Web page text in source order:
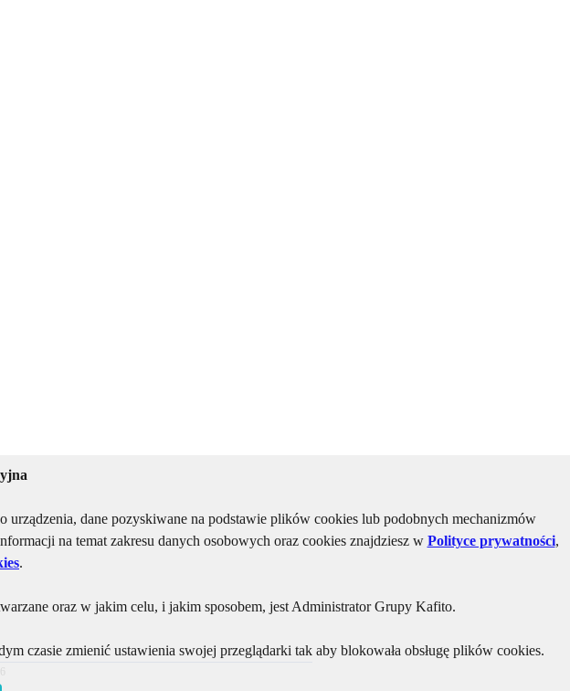
dane pozyskiwane na podstawie plików cookies lub podobnych mechanizmów
na temat zakresu danych osobowych oraz cookies znajdziesz w Polityce prywatności,
.
oraz w jakim celu, i jakim sposobem, jest Administrator Grupy Kafito.
czasie zmienić ustawienia swojej przeglądarki tak aby blokowała obsługę plików cookies.